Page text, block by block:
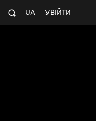
УВІЙТИ
UA